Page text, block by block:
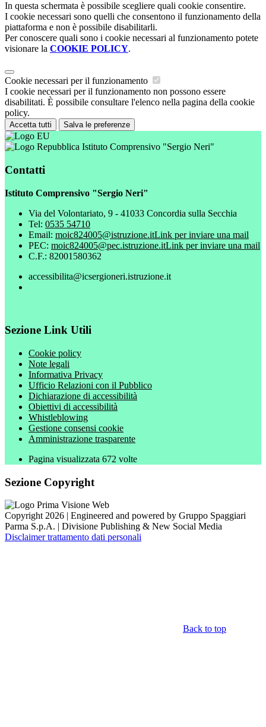
In questa schermata è possibile scegliere quali cookie consentire.
I cookie necessari sono quelli che consentono il funzionamento della
piattaforma e non è possibile disabilitarli.
Per conoscere quali sono i cookie necessari al funzionamento potete
visionare la COOKIE POLICY.
Cookie necessari per il funzionamento
I cookie necessari per il funzionamento non possono essere
disabilitati. È possibile consultare l'elenco nella pagina della cookie
policy.
Accetta tutti Salva le preferenze
Istituto Comprensivo "Sergio Neri"
Contatti
Istituto Comprensivo "Sergio Neri"
Via del Volontariato, 9 - 41033 Concordia sulla Secchia
Tel: 0535 54710
Email: moic824005@istruzione.itLink per inviare una mail
PEC: moic824005@pec.istruzione.itLink per inviare una mail
C.F.: 82001580362
accessibilita@icsergioneri.istruzione.it
Sezione Link Utili
Cookie policy
Note legali
Informativa Privacy
Ufficio Relazioni con il Pubblico
Dichiarazione di accessibilità
Obiettivi di accessibilità
Whistleblowing
Gestione consensi cookie
Amministrazione trasparente
Pagina visualizzata 672 volte
Sezione Copyright
Copyright 2026 | Engineered and powered by Gruppo Spaggiari
Parma S.p.A. | Divisione Publishing & New Social Media
Disclaimer trattamento dati personali
Back to top